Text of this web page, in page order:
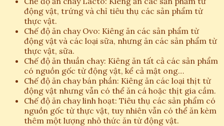
động vật, trứng và chỉ tiêu thụ các sản phẩm từ
thực vật.
Chế độ ăn chay Ovo: Kiêng ăn các sản phẩm từ
động vật và các loại sữa, nhưng ăn các sản phẩm từ
thực vật, sữa.
Chế độ ăn thuần chay: Kiêng ăn tất cả các sản phẩm
có nguồn gốc từ động vật, kể cả mật ong…
Chế độ ăn chay bán phần: Kiêng ăn các loại thịt từ
động vật nhưng vẫn có thể ăn cá hoặc thịt gia cầm.
Chế độ ăn chay linh hoạt: Tiêu thụ các sản phẩm có
nguồn gốc từ thực vật, tuy nhiên vẫn có thể ăn kèm
thêm một lượng nhỏ thức ăn từ động vật.